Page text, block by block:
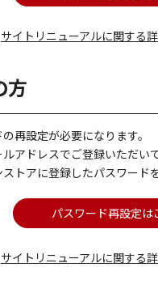
サイトリニューアルに関する
方
再設定が必要になります。
アドレスでご登録いただい
トアに登録したパスワード
パスワード再設定は
サイトリニューアルに関する